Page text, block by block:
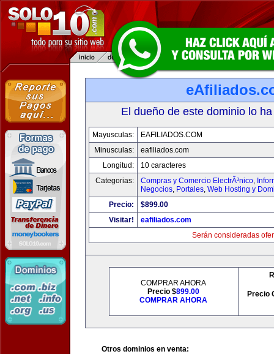
El dueño de este dominio lo
Mayusculas:
EAFILIADOS.COM
Minusculas:
eafiliados.com
Longitud:
10 caracteres
Categorias:
Compras y Comercio ElectrÃ³nico,
Negocios, Portales, Web Hosting y
Precio:
$899.00
Visitar!
eafiliados.com
Serán consideradas
COMPRAR AHORA
Precio $899.00
COMPRAR AHORA
Precio
Otros dominios en venta: